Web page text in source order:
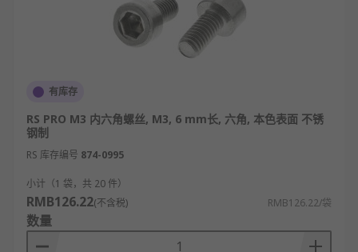
有库存
RS PRO M3 内六角螺丝, M3, 6 mm长, 六角, 本色表面 不锈
钢制
RS 库存编号 874-0995
小计（1 袋，共 20 件）
RMB126.22(不含税) RMB126.22/袋
数量